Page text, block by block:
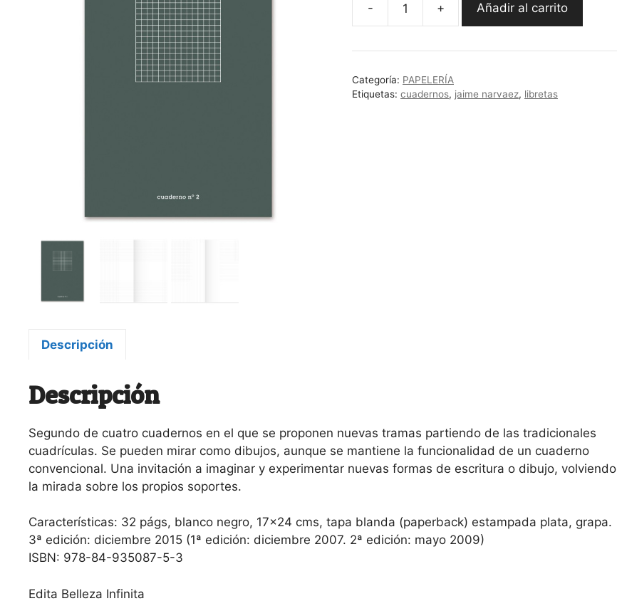
-
Cuaderno
/
Narváez
+ Añadir al carrito
Categoría: PAPELERÍA
Etiquetas:cuadernos, jaime narvaez, libretas
Descripción
Descripción
Segundo de cuatro cuadernos en el que se proponen nuevas tramas partiendo de las tradicionales
cuadrículas. Se pueden mirar como dibujos, aunque se mantiene la funcionalidad de un cuaderno
convencional. Una invitación a imaginar y experimentar nuevas formas de escritura o dibujo, volviendo
la mirada sobre los propios soportes.
Características: 32 págs, blanco negro, 17×24 cms, tapa blanda (paperback) estampada plata, grapa.
3ª edición: diciembre 2015 (1ª edición: diciembre 2007. 2ª edición: mayo 2009)
ISBN: 978-84-935087-5-3
Edita Belleza Infinita